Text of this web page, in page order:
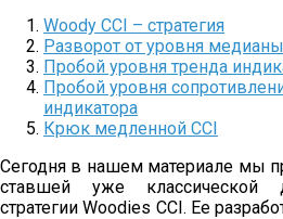
Woody CCI – стратегия
Разворот от уровня медианы
Пробой уровня тренда
Пробой уровня
индикатора
Крюк медленной CCI
Сегодня в нашем материале мы
ставшей уже классической
стратегии Woodies CCI. Ее